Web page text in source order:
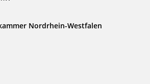
Nordrhein-Westfalen